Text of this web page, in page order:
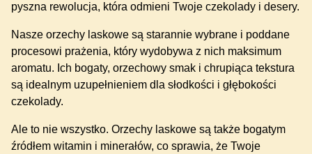
pyszna rewolucja, która odmieni Twoje czekolady i desery.
Nasze orzechy laskowe są starannie wybrane i poddane
procesowi prażenia, który wydobywa z nich maksimum
aromatu. Ich bogaty, orzechowy smak i chrupiąca tekstura
są idealnym uzupełnieniem dla słodkości i głębokości
czekolady.
Ale to nie wszystko. Orzechy laskowe są także bogatym
źródłem witamin i minerałów, co sprawia, że Twoje